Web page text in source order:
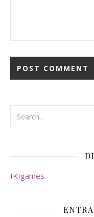
IKIgames